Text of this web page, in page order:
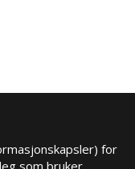
for
som bruker.